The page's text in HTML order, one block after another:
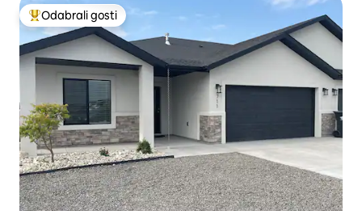
Među najviše rangiranima s oznakom „Odabrali gosti”
Odabrali gosti